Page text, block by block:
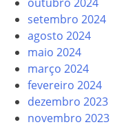
setembro 2024
agosto 2024
maio 2024
março 2024
fevereiro 2024
dezembro 2023
novembro 2023